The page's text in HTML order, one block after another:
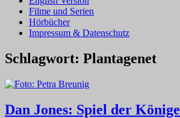
Filme und Serien
Hörbücher
Impressum & Datenschutz
Schlagwort: Plantagenet
Dan Jones: Spiel der Könige